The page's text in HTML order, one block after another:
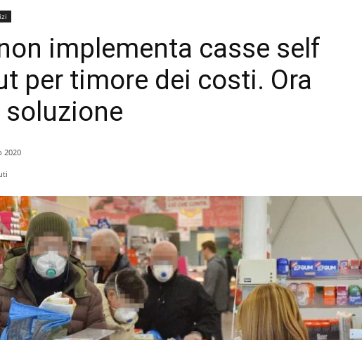
implementa casse self
per timore dei costi. Ora
soluzione
2020